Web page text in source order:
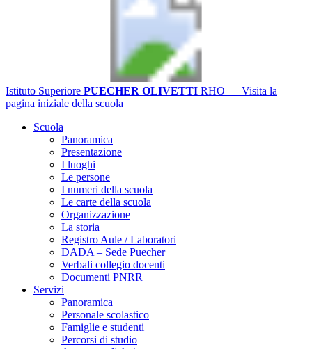
Istituto Superiore PUECHER OLIVETTI RHO — Visita la
pagina iniziale della scuola
Scuola
Panoramica
Presentazione
I luoghi
Le persone
I numeri della scuola
Le carte della scuola
Organizzazione
La storia
Registro Aule / Laboratori
DADA – Sede Puecher
Verbali collegio docenti
Documenti PNRR
Servizi
Panoramica
Personale scolastico
Famiglie e studenti
Percorsi di studio